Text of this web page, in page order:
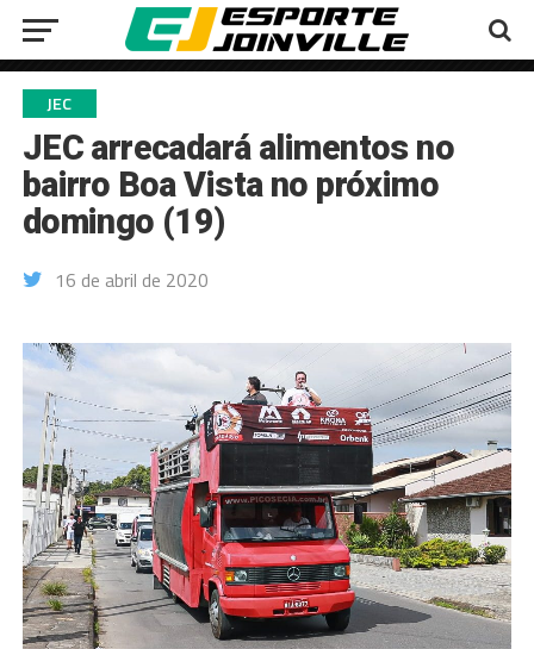
JEC
JEC arrecadará alimentos no
bairro Boa Vista no próximo
domingo (19)
16 de abril de 2020